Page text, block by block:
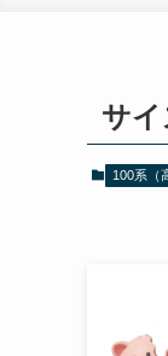
サ
100系（